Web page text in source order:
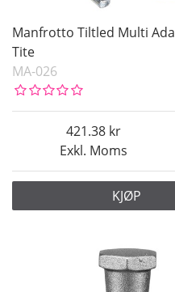
Manfrotto Tiltled Multi
Tite
MA-026
Exkl. Moms
421.38
KJØP